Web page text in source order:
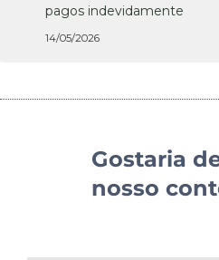
pagos indevidamente
14/05/2026
Gostaria
nosso